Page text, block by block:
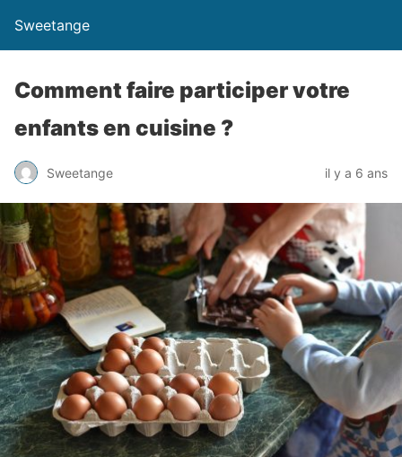
Sweetange
Comment faire participer votre
enfants en cuisine ?
Sweetange il y a 6 ans